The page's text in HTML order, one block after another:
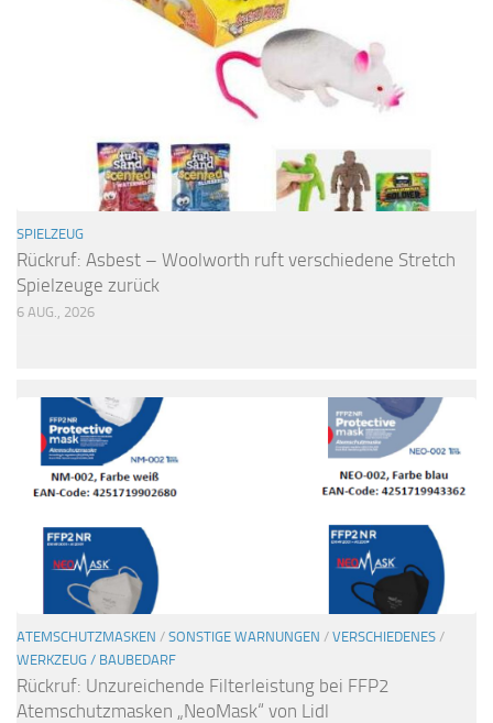
SPIELZEUG
Rückruf: Asbest – Woolworth ruft verschiedene Stretch
Spielzeuge zurück
6 AUG., 2026
ATEMSCHUTZMASKEN / SONSTIGE WARNUNGEN / VERSCHIEDENES /
WERKZEUG / BAUBEDARF
Rückruf: Unzureichende Filterleistung bei FFP2
Atemschutzmasken „NeoMask“ von Lidl